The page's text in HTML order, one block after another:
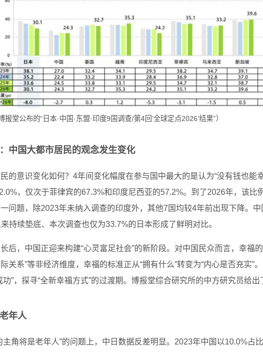
报堂公布的“日本·中国·东盟·印度9国调查/第4回‘全球定点2026’结果”）
中国大都市居民的观念发生变化
的意识变化如何？4年间变化幅度在参与国中最大的是认为“没有钱也能
，仅次于菲律宾的67.3%和印度尼西亚的57.2%。到了2026年，该比
问题，除2023年未纳入调查的印度外，其他7国均较4年前出现下降。
持续垫底、本次调查也仅为33.7%的日本形成了鲜明对比。
后，中国正迎来构建“心灵富足社会”的新阶段。对中国民众而言，幸福的
关系”等非经济维度，幸福的标准正从“拥有什么”转变为“内心是否充实”
功”，探寻“全新幸福方式”的过渡期。博报堂综合研究所的中方研究员给出
年人
主角将是老年人”的问题上，中日数据反差明显。2023年中国以10.0%占